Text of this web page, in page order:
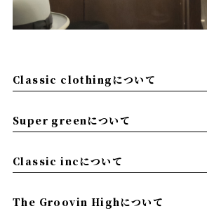
Classic clothingについて
Super greenについて
Classic incについて
The Groovin Highについて